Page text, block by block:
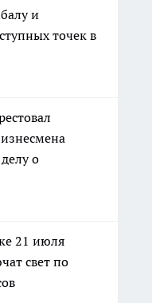
и
точек в
о
21 июля
свет по